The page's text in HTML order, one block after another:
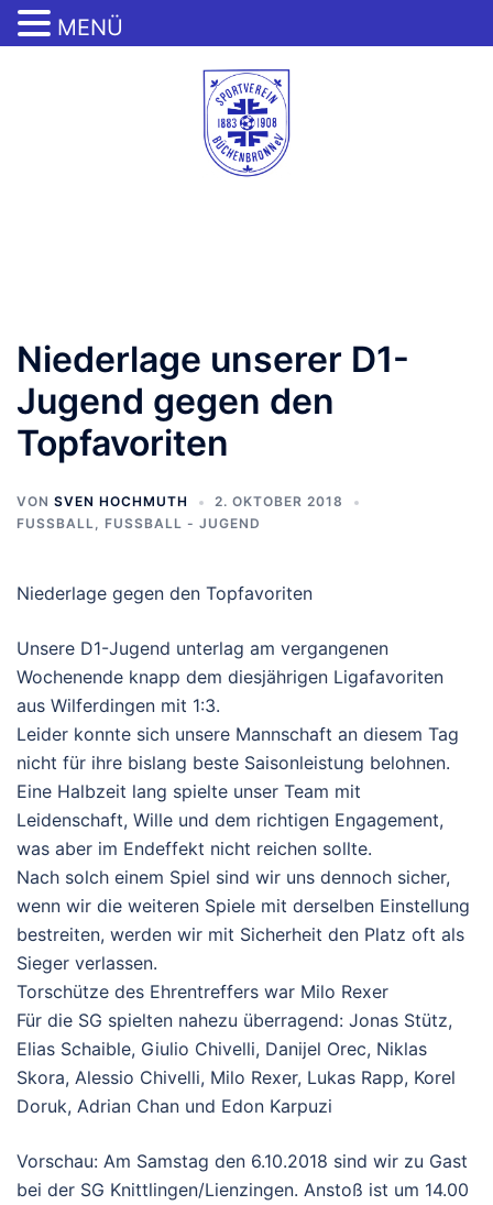
Niederlage unserer D1-
Jugend gegen den
Topfavoriten
VON SVEN HOCHMUTH
2. OKTOBER 2018
FUSSBALL
, FUSSBALL - JUGEND
Niederlage gegen den Topfavoriten
Unsere D1-Jugend unterlag am vergangenen
Wochenende knapp dem diesjährigen Ligafavoriten
aus Wilferdingen mit 1:3.
Leider konnte sich unsere Mannschaft an diesem Tag
nicht für ihre bislang beste Saisonleistung belohnen.
Eine Halbzeit lang spielte unser Team mit
Leidenschaft, Wille und dem richtigen Engagement,
was aber im Endeffekt nicht reichen sollte.
Nach solch einem Spiel sind wir uns dennoch sicher,
wenn wir die weiteren Spiele mit derselben Einstellung
bestreiten, werden wir mit Sicherheit den Platz oft als
Sieger verlassen.
Torschütze des Ehrentreffers war Milo Rexer
Für die SG spielten nahezu überragend: Jonas Stütz,
Elias Schaible, Giulio Chivelli, Danijel Orec, Niklas
Skora, Alessio Chivelli, Milo Rexer, Lukas Rapp, Korel
Doruk, Adrian Chan und Edon Karpuzi
Vorschau: Am Samstag den 6.10.2018 sind wir zu Gast
bei der SG Knittlingen/Lienzingen. Anstoß ist um 14.00
MENÜ